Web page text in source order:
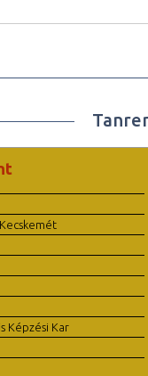
Képzési Kar